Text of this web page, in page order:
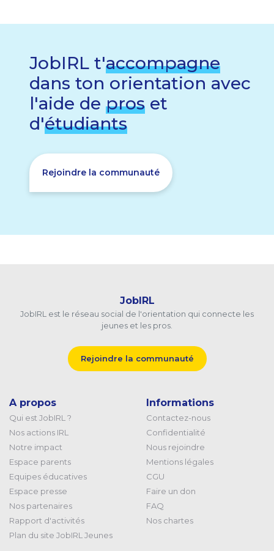
JobIRL t'accompagne
dans ton orientation avec
l'aide de pros et
d'étudiants
Rejoindre la communauté
JobIRL
JobIRL est le réseau social de l'orientation qui connecte les
jeunes et les pros.
Rejoindre la communauté
A propos
Qui est JobIRL ?
Nos actions IRL
Notre impact
Espace parents
Equipes éducatives
Espace presse
Nos partenaires
Rapport d'activités
Plan du site JobIRL Jeunes
Informations
Contactez-nous
Confidentialité
Nous rejoindre
Mentions légales
CGU
Faire un don
FAQ
Nos chartes